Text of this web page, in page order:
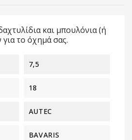
και μπουλόνια (ή
το όχημά σας.
7,5
18
AUTEC
BAVARIS